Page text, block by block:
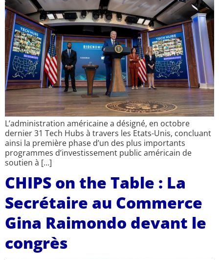
L’administration américaine a désigné, en octobre
dernier 31 Tech Hubs à travers les Etats-Unis, concluant
ainsi la première phase d’un des plus importants
programmes d’investissement public américain de
soutien à […]
CHIPS on the Table : La
Secrétaire au Commerce
Gina Raimondo devant le
congrès